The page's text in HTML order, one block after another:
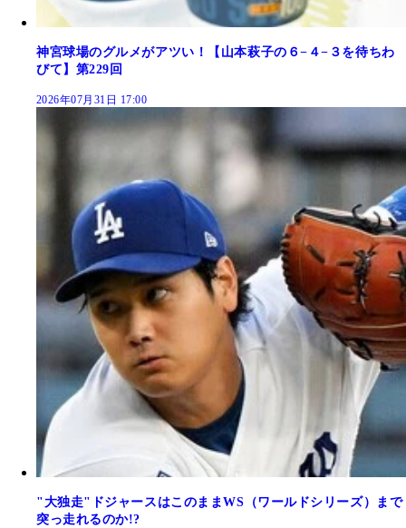
神宮球場のグルメがアツい！【山本萩子の６−４−３を待ちわ
びて】第229回
2026年07月31日 17:00
"大独走"ドジャースはこのままWS（ワールドシリーズ）まで
突っ走れるのか!?